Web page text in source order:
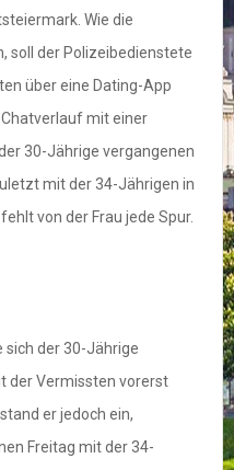
Wie die
soll der Polizeibedienstete
über eine Dating-App
mit einer
30-Jährige vergangenen
mit der 34-Jährigen in
von der Frau jede Spur.
sich der 30-Jährige
der Vermissten vorerst
er jedoch ein,
Freitag mit der 34-